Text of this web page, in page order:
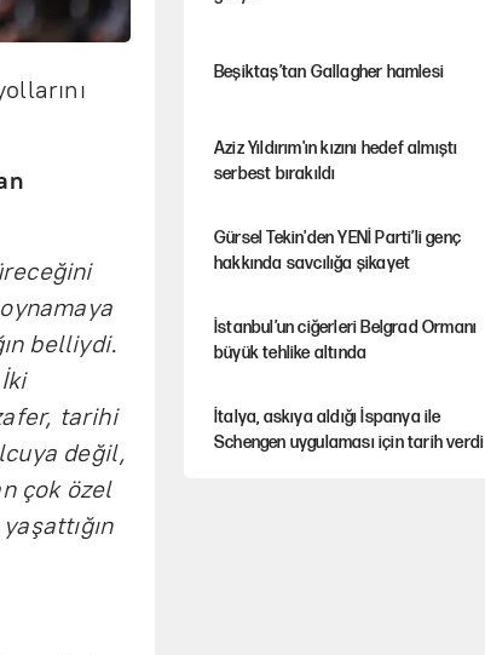
belliydi.
tarihi
değil,
çok özel
Beşiktaş’tan Gallagher hamlesi
Aziz Yıldırım'ın kızını hedef almıştı
serbest bırakıldı
Gürsel Tekin'den YENİ Parti’li genç
hakkında savcılığa şikayet
İstanbul’un ciğerleri Belgrad Ormanı
büyük tehlike altında
İtalya, askıya aldığı İspanya ile
Schengen uygulaması için tarih verdi